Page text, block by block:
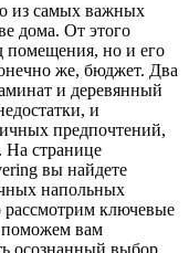
из самых важных
дома. От этого
помещения, но и его
же, бюджет. Два
и деревянный
и
предпочтений,
На странице
вы найдете
напольных
ключевые
поможем вам